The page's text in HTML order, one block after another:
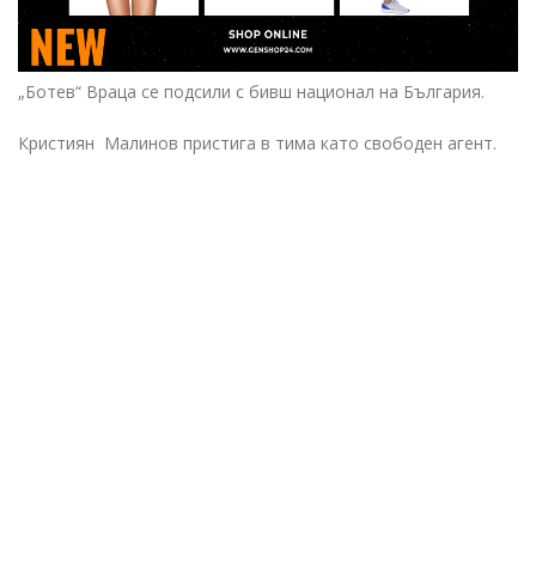
„Ботев“ Враца се подсили с бивш национал на България.
Кристиян Малинов пристига в тима като свободен агент.